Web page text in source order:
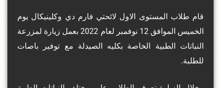
قام طلاب المستوى الاول لائحتي فارم دي وكلينيكال يوم
الخميس الموافق 12 نوفمبر لعام 2022 بعمل زيارة لمزرعة
النباتات الطبية الخاصة بكليه الصيدلة مع توفير باصات
للطلبة.